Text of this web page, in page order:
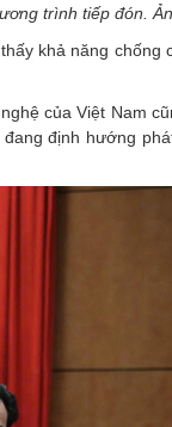
trình tiếp đón.
khả năng chống
nghệ của Việt Nam
định hướng